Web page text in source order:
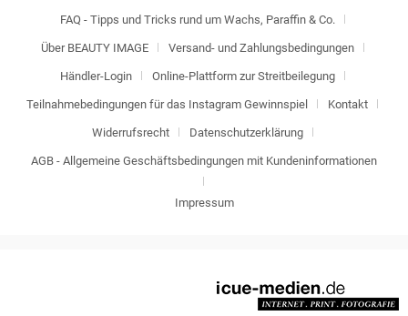
FAQ - Tipps und Tricks rund um Wachs, Paraffin & Co.
Über BEAUTY IMAGE Versand- und Zahlungsbedingungen
Händler-Login Online-Plattform zur Streitbeilegung
Teilnahmebedingungen für das Instagram Gewinnspiel Kontakt
Widerrufsrecht Datenschutzerklärung
AGB - Allgemeine Geschäftsbedingungen mit Kundeninformationen
Impressum